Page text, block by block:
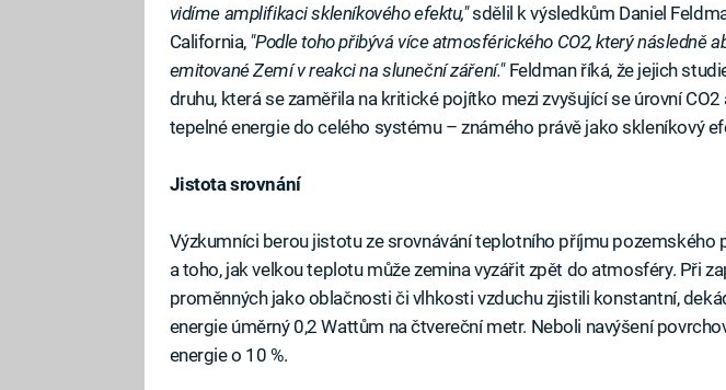
vidíme amplifikaci skleníkového efektu,"sdělil k výsledkům Daniel
California, "Podle toho přibývá více atmosférického CO2, který následně
emitované Zemí v reakci na sluneční záření." Feldman říká, že jejich
druhu, která se zaměřila na kritické pojítko mezi zvyšující se úrovní
tepelné energie do celého systému – známého právě jako skleníkový
Jistota srovnání
Výzkumníci berou jistotu ze srovnávání teplotního příjmu pozemského
a toho, jak velkou teplotu může zemina vyzářit zpět do atmosféry. Při
proměnných jako oblačnosti či vlhkosti vzduchu zjistili konstantní,
energie úměrný 0,2 Wattům na čtvereční metr. Neboli navýšení
energie o 10 %.